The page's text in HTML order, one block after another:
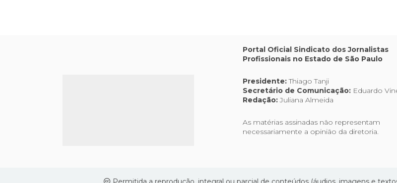
Portal Oficial Sindicato dos Jornalistas
Profissionais no Estado de São Paulo
Presidente:Thiago Tanji
Secretário de Comunicação: Eduardo
Redação:Juliana Almeida
As matérias assinadas não representam
necessariamente a opinião da diretoria.